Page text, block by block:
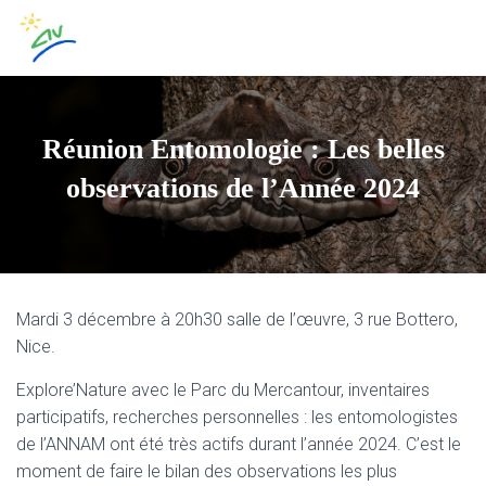
Réunion Entomologie : Les belles
observations de l’Année 2024
Mardi 3 décembre à 20h30 salle de l’œuvre, 3 rue Bottero,
Nice.
Explore’Nature avec le Parc du Mercantour, inventaires
participatifs, recherches personnelles : les entomologistes
de l’ANNAM ont été très actifs durant l’année 2024. C’est le
moment de faire le bilan des observations les plus